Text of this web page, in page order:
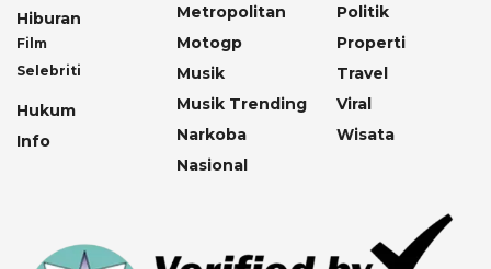
Hiburan
Film
Selebriti
Hukum
Info
Metropolitan
Motogp
Musik
Musik Trending
Narkoba
Nasional
Politik
Properti
Travel
Viral
Wisata